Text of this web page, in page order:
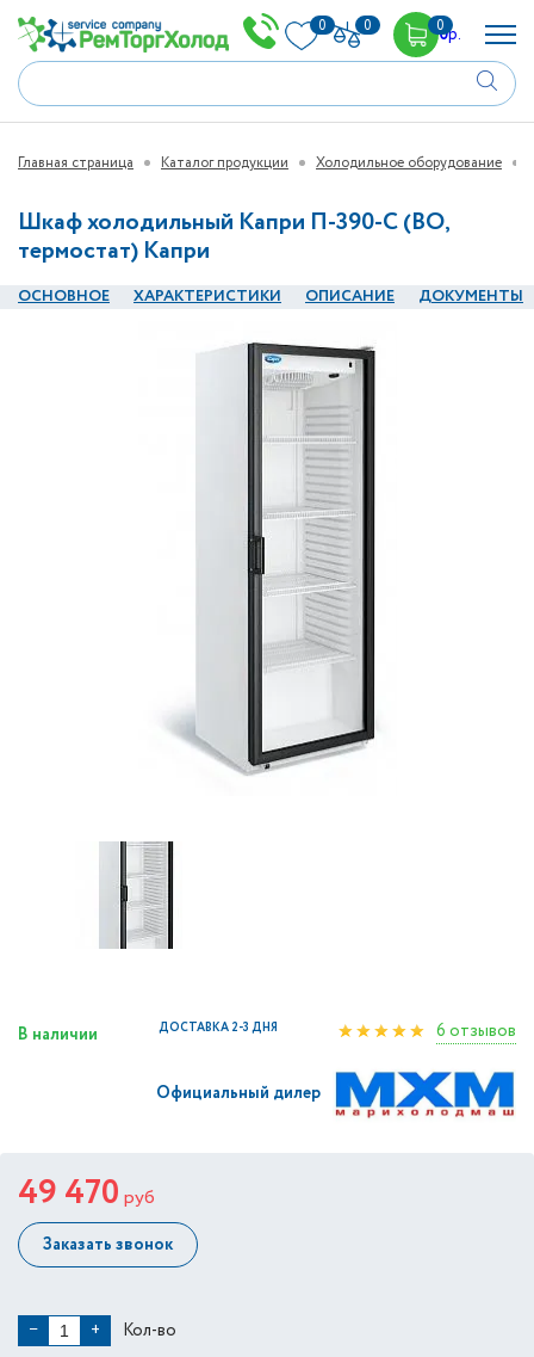
0 0 00р.
Главная страница Каталог продукции Холодильное оборудование
Шкаф холодильный Капри П-390-С (ВО,
термостат) Капри
ОСНОВНОЕ ХАРАКТЕРИСТИКИ ОПИСАНИЕ ДОКУМЕНТЫ
В наличии ДОСТАВКА 2-3 ДНЯ 6 отзывов
Официальный дилер
49 470 руб
Заказать звонок
− + Кол-во